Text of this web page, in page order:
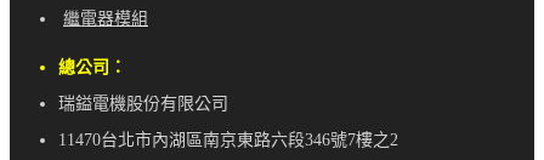
繼電器模組
總公司：
瑞鎰電機股份有限公司
11470台北市內湖區南京東路六段346號7樓之2